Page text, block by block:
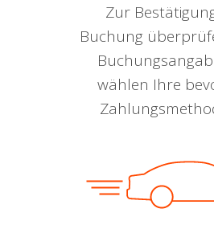
Zur
Buchung
wählen Ihre